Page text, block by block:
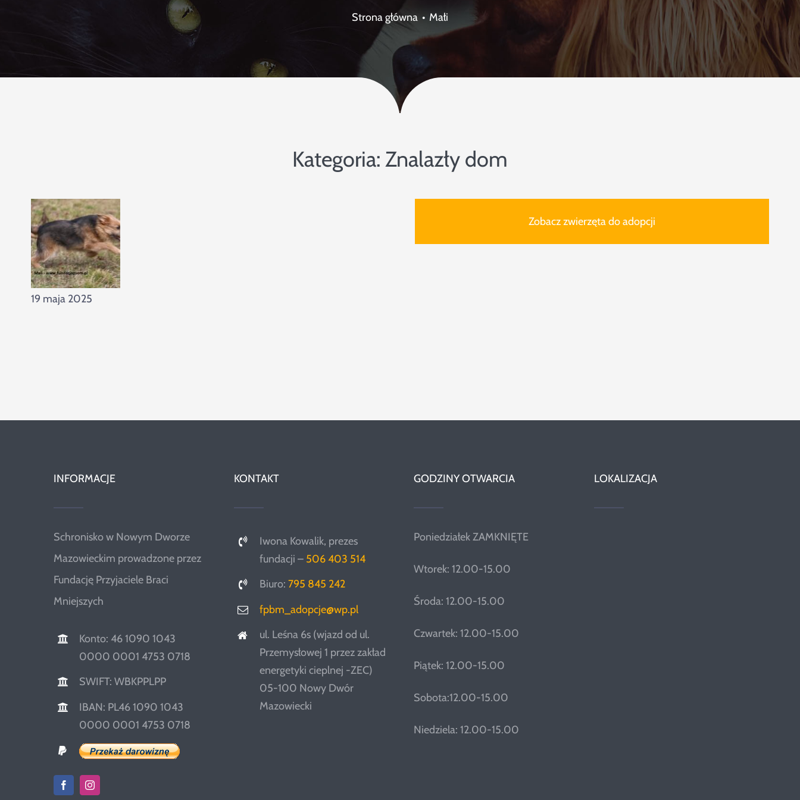
Strona główna Małi
Kategoria: Znalazły dom
19 maja 2025
Zobacz zwierzęta do adopcji
INFORMACJE
Schronisko w Nowym Dworze
Mazowieckim prowadzone przez
Fundację Przyjaciele Braci
Mniejszych
Konto: 46 1090 1043
0000 0001 4753 0718
SWIFT: WBKPPLPP
IBAN: PL46 1090 1043
0000 0001 4753 0718
KONTAKT
Iwona Kowalik, prezes
fundacji – 506 403 514
Biuro: 795 845 242
fpbm_adopcje@wp.pl
ul. Leśna 6s (wjazd od ul.
Przemysłowej 1 przez zakład
energetyki cieplnej -ZEC)
05-100 Nowy Dwór
Mazowiecki
GODZINY OTWARCIA
Poniedziałek ZAMKNIĘTE
Wtorek: 12.00-15.00
Środa: 12.00-15.00
Czwartek: 12.00-15.00
Piątek: 12.00-15.00
Sobota:12.00-15.00
Niedziela: 12.00-15.00
LOKALIZACJA